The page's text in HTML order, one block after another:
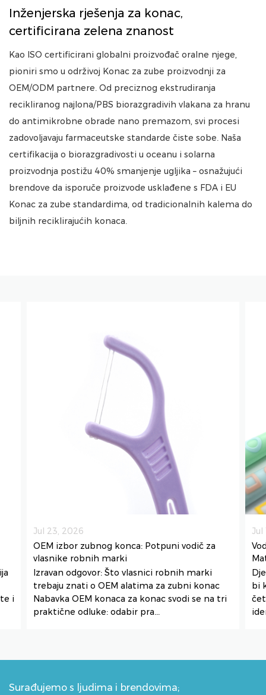
Inženjerska rješenja za konac,
certificirana zelena znanost
Kao ISO certificirani globalni proizvođač oralne njege,
pioniri smo u održivoj Konac za zube proizvodnji za
OEM/ODM partnere. Od preciznog ekstrudiranja
recikliranog najlona/PBS biorazgradivih vlakana za hranu
do antimikrobne obrade nano premazom, svi procesi
zadovoljavaju farmaceutske standarde čiste sobe. Naša
certifikacija o biorazgradivosti u oceanu i solarna
proizvodnja postižu 40% smanjenje ugljika – osnažujući
brendove da isporuče proizvode usklađene s FDA i EU
Konac za zube standardima, od tradicionalnih kalema do
biljnih reciklirajućih konaca.
i
Jul 23, 2026
OEM izbor zubnog konca: Potpuni vodič za
vlasnike robnih marki
Izravan odgovor: Što vlasnici robnih marki
trebaju znati o OEM alatima za zubni konac
Nabavka OEM konaca za konac svodi se na tri
praktične odluke: odabir pra...
Jul
bi
Surađujemo s ljudima i brendovima;